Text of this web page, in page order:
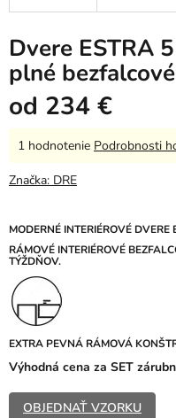
Dvere ESTRA
plné bezfalcové
od 234 €
MODERNÉ INTERIÉROVÉ
RÁMOVÉ INTERIÉROVÉ
TÝŽDŇOV.
EXTRA PEVNÁ RÁMOVÁ
Výhodná cena za SET
OBJEDNAŤ VZORKU
Priemerné
produktu
z
5
hviezdičiek.
1 hodnotenie Podrobnosti
Značka: DRE